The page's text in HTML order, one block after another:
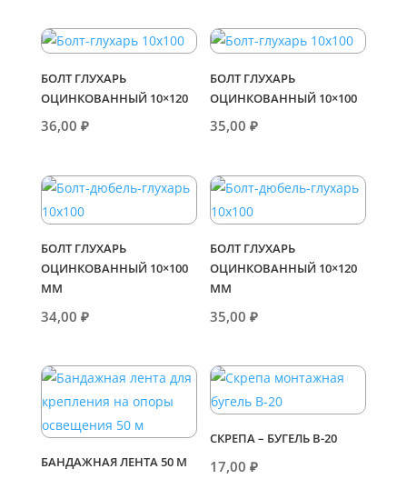
БОЛТ ГЛУХАРЬ
ОЦИНКОВАННЫЙ 10×120
36,00 ₽
БОЛТ ГЛУХАРЬ
ОЦИНКОВАННЫЙ 10×100
35,00₽
БОЛТ ГЛУХАРЬ
ОЦИНКОВАННЫЙ 10×100
ММ
34,00 ₽
БОЛТ ГЛУХАРЬ
ОЦИНКОВАННЫЙ 10×120
ММ
35,00₽
БАНДАЖНАЯ ЛЕНТА 50 М
СКРЕПА – БУГЕЛЬ В-20
17,00₽